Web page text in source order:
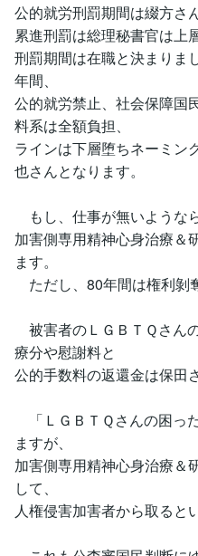
公的就労刑罰期間は綴方さ
累進刑罰は総理秘書官は上
刑罰期間は在職と決まりま
年間、
公的就労禁止、社会保障国
料系は全額負担、
ラインは下層堕ちネーミン
也さんとなります。
もし、仕事が無いような
加害側専用精神心身治療＆
ます。
ただし、80年間は権利剝
被害者のＬＧＢＴＱさん
療分や慰謝料と
公的手数料の返還金は保田
「ＬＧＢＴＱさんの困っ
ますが、
加害側専用精神心身治療＆
して、
人権侵害加害者から取ると